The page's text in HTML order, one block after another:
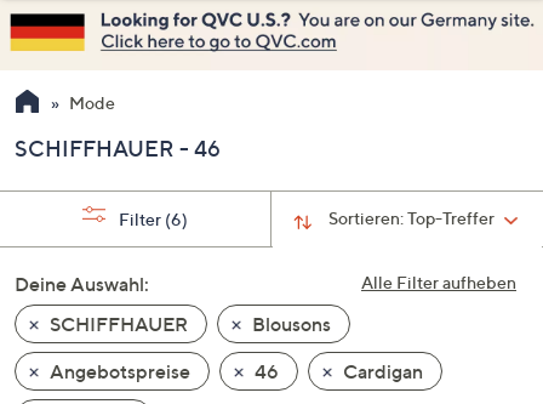
verfügbar
sind,
verwenden
Sie
Pfeiltasten
nach
und
nach
unten
oder
wischen
Sie
Mode
SCHIFFHAUER - 46
Sortieren:Top-Treffer
Filter (6)
Alle Filter aufheben
Deine Auswahl:
SCHIFFHAUER
Blousons
Angebotspreise
46
Cardigan